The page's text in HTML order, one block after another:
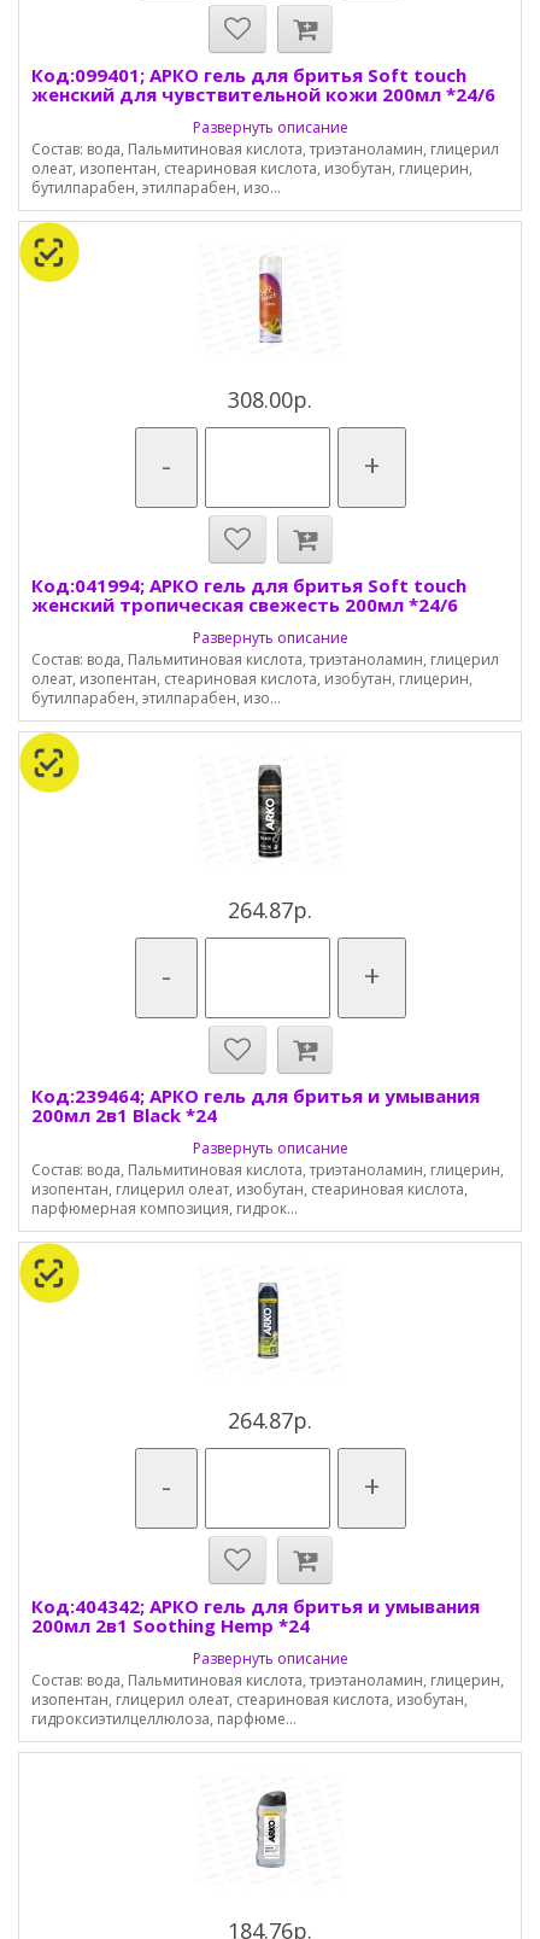
Код:099401; АРКО гель для бритья Soft touch
женский для чувствительной кожи 200мл *24/6
Развернуть описание
Состав: вода, Пальмитиновая кислота, триэтаноламин, глицерил
олеат, изопентан, стеариновая кислота, изобутан, глицерин,
бутилпарабен, этилпарабен, изо...
308.00р.
- +
Код:041994; АРКО гель для бритья Soft touch
женский тропическая свежесть 200мл *24/6
Развернуть описание
Состав: вода, Пальмитиновая кислота, триэтаноламин, глицерил
олеат, изопентан, стеариновая кислота, изобутан, глицерин,
бутилпарабен, этилпарабен, изо...
264.87р.
- +
Код:239464; АРКО гель для бритья и умывания
200мл 2в1 Black *24
Развернуть описание
Состав: вода, Пальмитиновая кислота, триэтаноламин, глицерин,
изопентан, глицерил олеат, изобутан, стеариновая кислота,
парфюмерная композиция, гидрок...
264.87р.
- +
Код:404342; АРКО гель для бритья и умывания
200мл 2в1 Soothing Hemp *24
Развернуть описание
Состав: вода, Пальмитиновая кислота, триэтаноламин, глицерин,
изопентан, глицерил олеат, стеариновая кислота, изобутан,
гидроксиэтилцеллюлоза, парфюме...
184.76р.